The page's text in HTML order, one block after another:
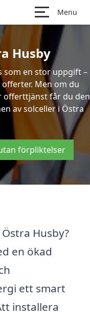
Menu
Husby
som en stor uppgift –
Men om du
offerttjänst får du den
av solceller i Östra
förpliktelser
Husby?
en ökad
ett smart
installera